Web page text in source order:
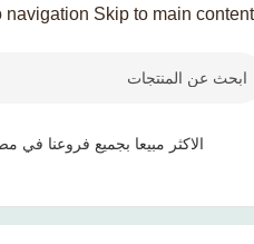
navigation Skip to main content
الاكثر مبيعا بجميع فروعنا في